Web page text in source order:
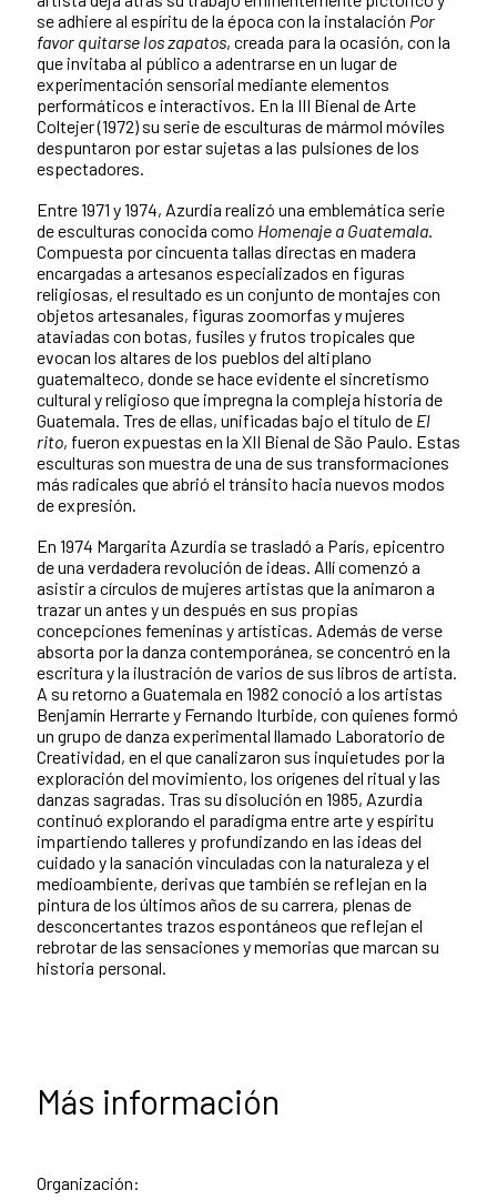
se adhiere al espíritu de la época con la instalación Por
favor quitarse los zapatos, creada para la ocasión, con la
que invitaba al público a adentrarse en un lugar de
experimentación sensorial mediante elementos
performáticos e interactivos. En la III Bienal de Arte
Coltejer (1972) su serie de esculturas de mármol móviles
despuntaron por estar sujetas a las pulsiones de los
espectadores.
Entre 1971 y 1974, Azurdia realizó una emblemática serie
de esculturas conocida como Homenaje a Guatemala.
Compuesta por cincuenta tallas directas en madera
encargadas a artesanos especializados en figuras
religiosas, el resultado es un conjunto de montajes con
objetos artesanales, figuras zoomorfas y mujeres
ataviadas con botas, fusiles y frutos tropicales que
evocan los altares de los pueblos del altiplano
guatemalteco, donde se hace evidente el sincretismo
cultural y religioso que impregna la compleja historia de
Guatemala. Tres de ellas, unificadas bajo el título de El
rito, fueron expuestas en la XII Bienal de São Paulo. Estas
esculturas son muestra de una de sus transformaciones
más radicales que abrió el tránsito hacia nuevos modos
de expresión.
En 1974 Margarita Azurdia se trasladó a París, epicentro
de una verdadera revolución de ideas. Allí comenzó a
asistir a círculos de mujeres artistas que la animaron a
trazar un antes y un después en sus propias
concepciones femeninas y artísticas. Además de verse
absorta por la danza contemporánea, se concentró en la
escritura y la ilustración de varios de sus libros de artista.
A su retorno a Guatemala en 1982 conoció a los artistas
Benjamín Herrarte y Fernando Iturbide, con quienes formó
un grupo de danza experimental llamado Laboratorio de
Creatividad, en el que canalizaron sus inquietudes por la
exploración del movimiento, los orígenes del ritual y las
danzas sagradas. Tras su disolución en 1985, Azurdia
continuó explorando el paradigma entre arte y espíritu
impartiendo talleres y profundizando en las ideas del
cuidado y la sanación vinculadas con la naturaleza y el
medioambiente, derivas que también se reflejan en la
pintura de los últimos años de su carrera, plenas de
desconcertantes trazos espontáneos que reflejan el
rebrotar de las sensaciones y memorias que marcan su
historia personal.
Más información
Organización: